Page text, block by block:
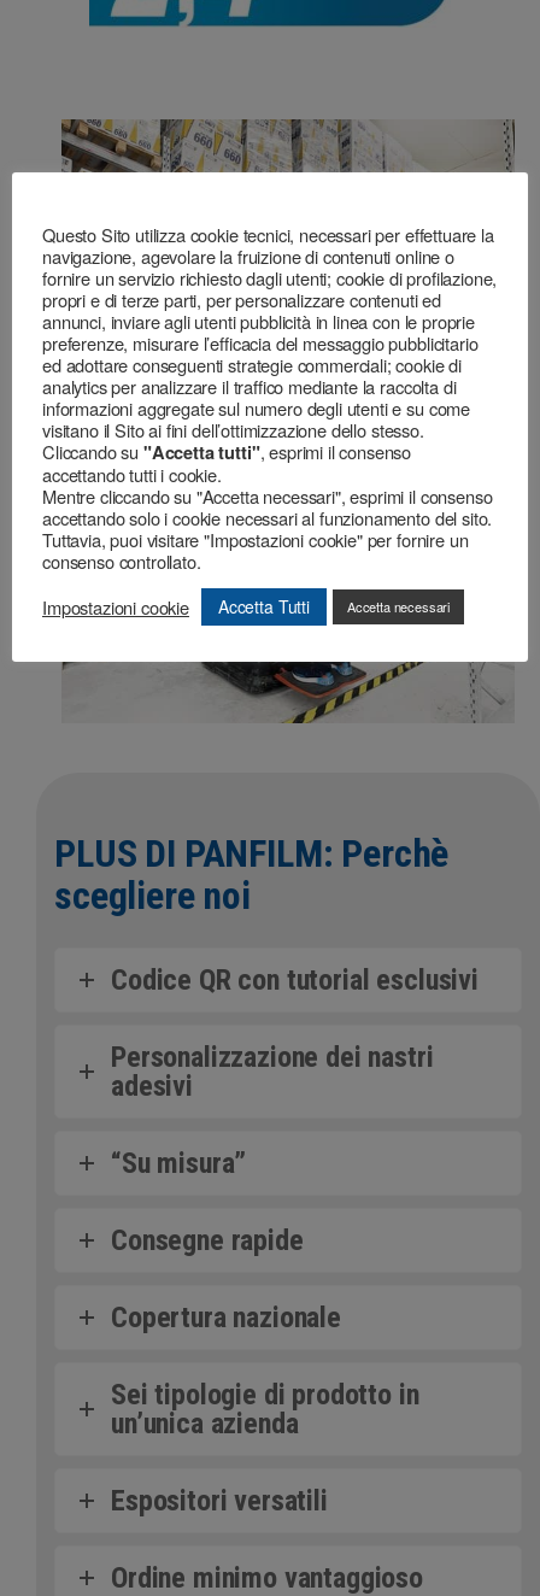
PLUS DI PANFILM: Perchè
scegliere noi
Codice QR con tutorial esclusivi
Personalizzazione dei nastri
adesivi
“Su misura”
Consegne rapide
Copertura nazionale
Sei tipologie di prodotto in
un’unica azienda
Espositori versatili
Ordine minimo vantaggioso
Questo Sito utilizza cookie tecnici, necessari per effettuare la
navigazione, agevolare la fruizione di contenuti online o
fornire un servizio richiesto dagli utenti; cookie di profilazione,
propri e di terze parti, per personalizzare contenuti ed
annunci, inviare agli utenti pubblicità in linea con le proprie
preferenze, misurare l’efficacia del messaggio pubblicitario
ed adottare conseguenti strategie commerciali; cookie di
analytics per analizzare il traffico mediante la raccolta di
informazioni aggregate sul numero degli utenti e su come
visitano il Sito ai fini dell’ottimizzazione dello stesso.
Cliccando su "Accetta tutti", esprimi il consenso
accettando tutti i cookie.
Mentre cliccando su "Accetta necessari", esprimi il consenso
accettando solo i cookie necessari al funzionamento del sito.
Tuttavia, puoi visitare "Impostazioni cookie" per fornire un
consenso controllato.
Impostazioni cookie
Accetta Tutti Accetta necessari